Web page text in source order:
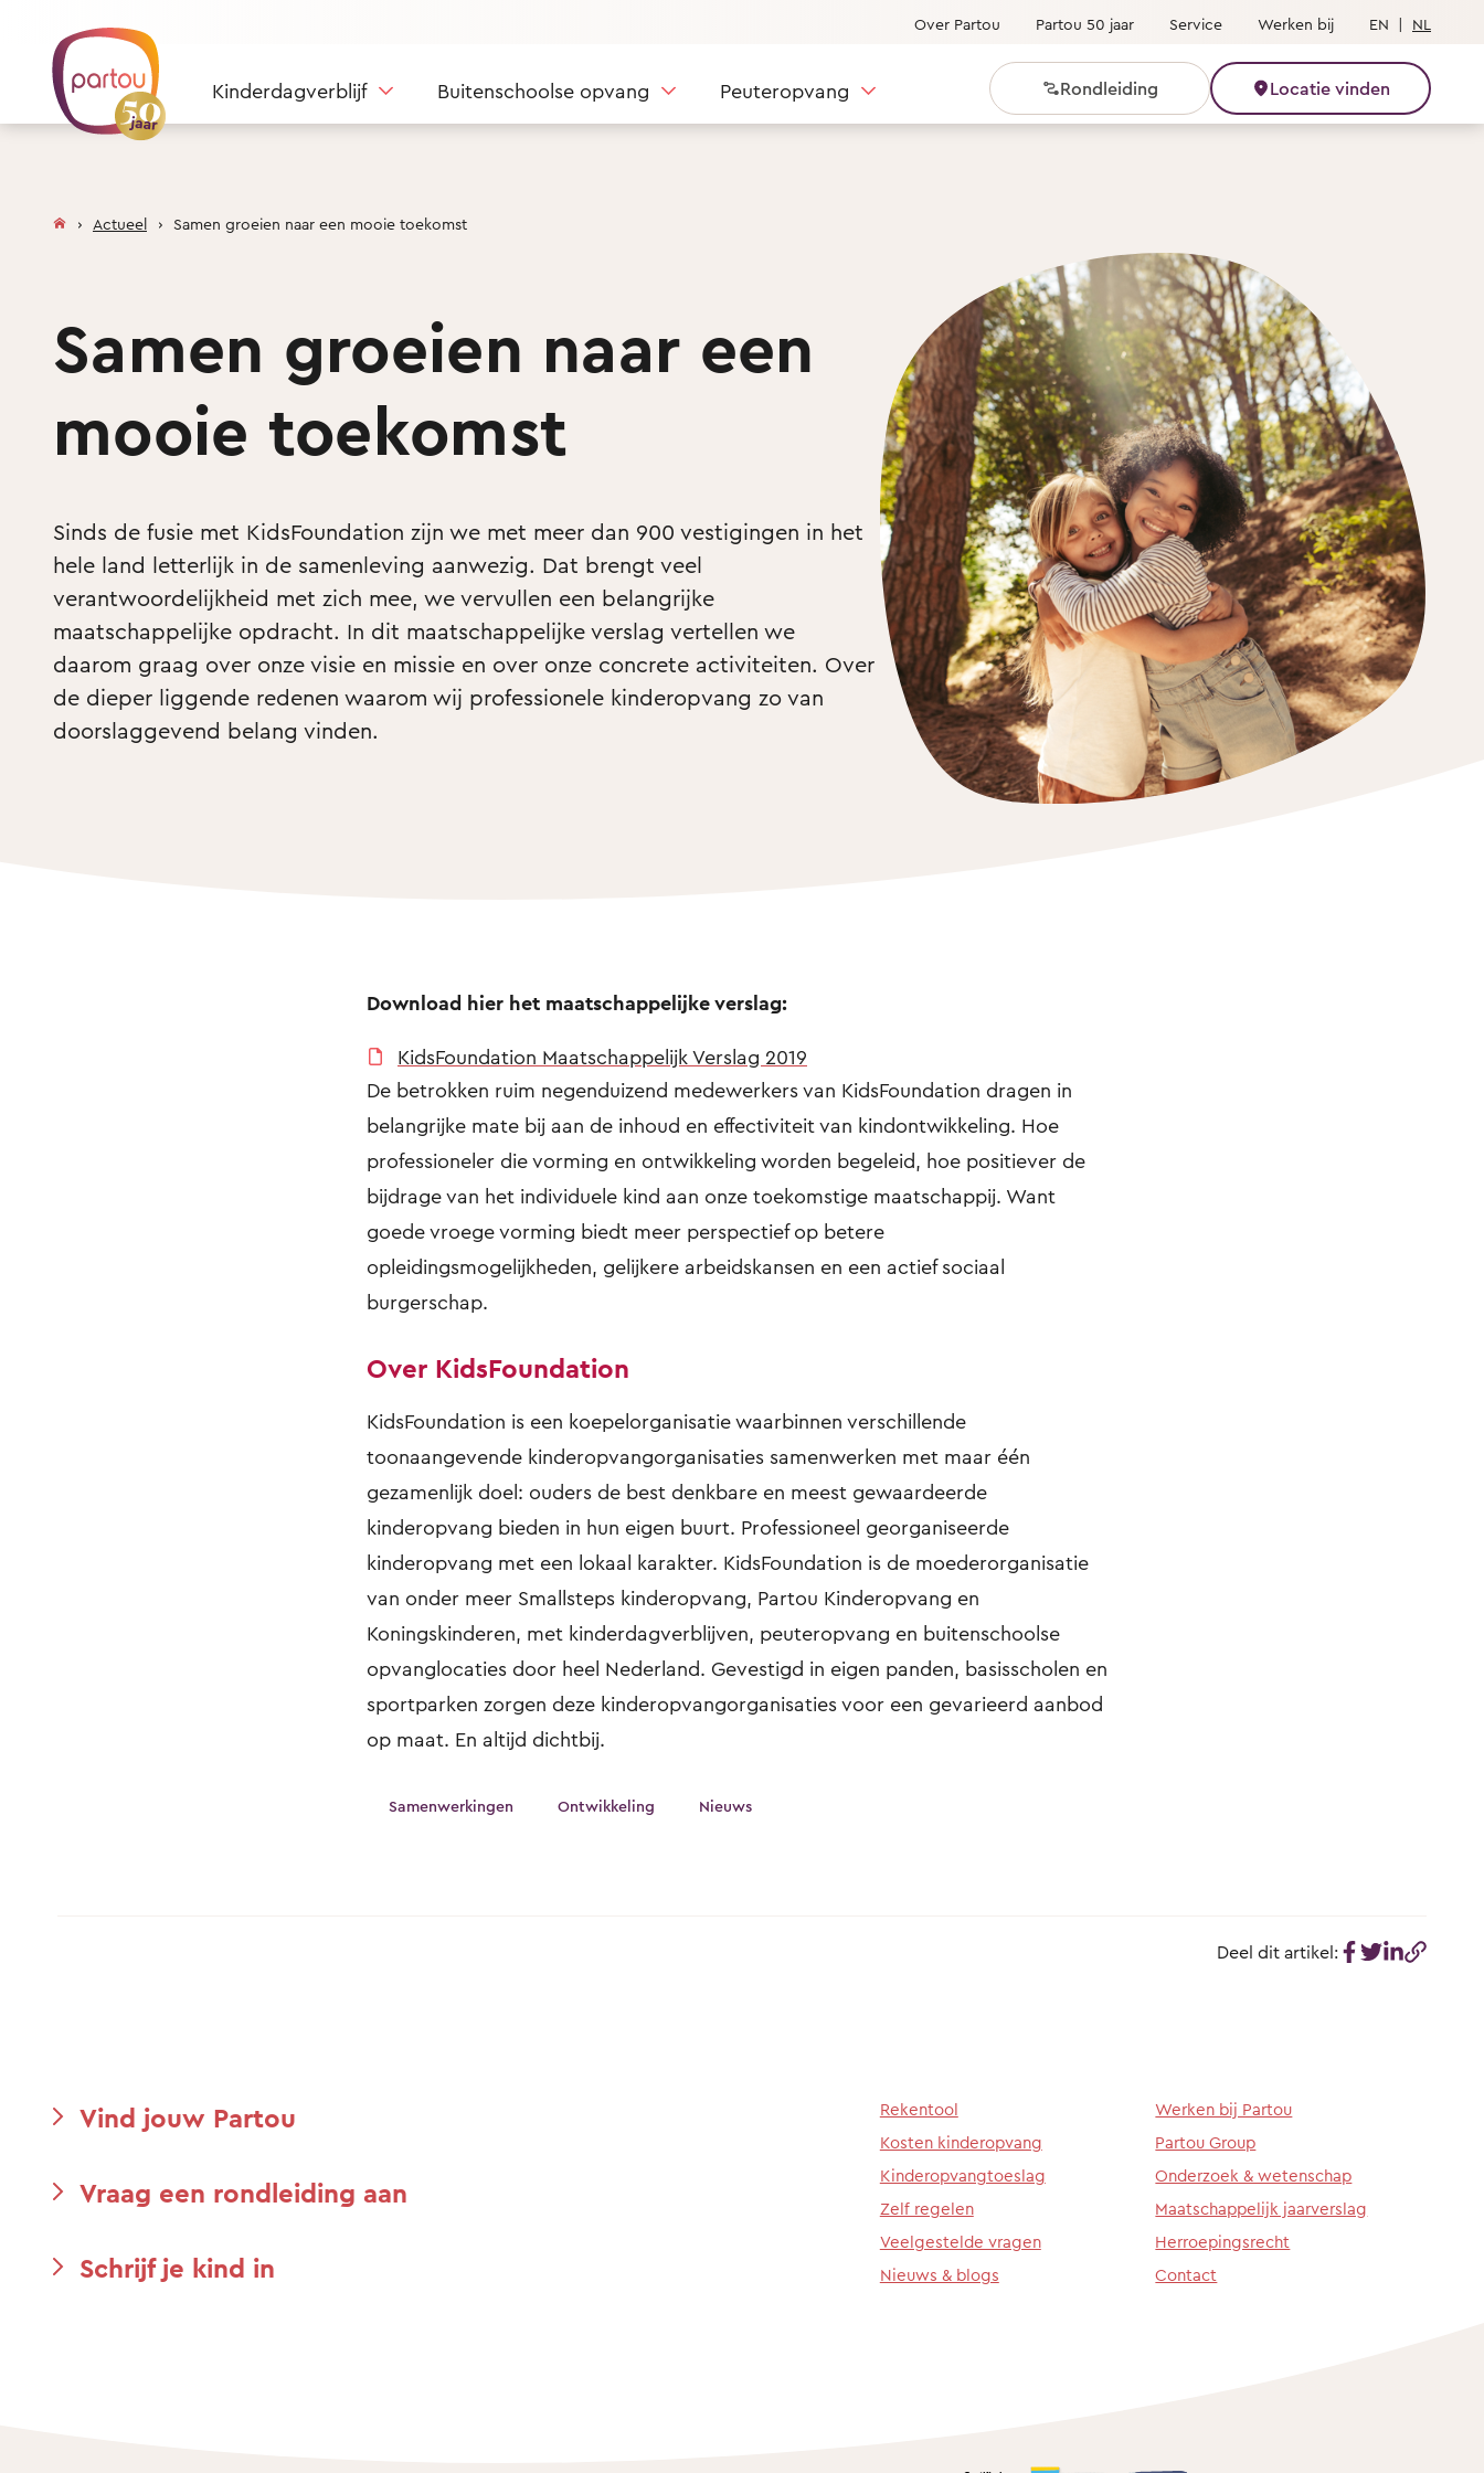
Over Partou Partou 50 jaar Service Werken bij EN | NL
Kinderdagverblijf Buitenschoolse opvang Peuteropvang Rondleiding Locatie vinden
Actueel Samen groeien naar een mooie toekomst
Samen groeien naar een
mooie toekomst
Sinds de fusie met KidsFoundation zijn we met meer dan 900 vestigingen in het
hele land letterlijk in de samenleving aanwezig. Dat brengt veel
verantwoordelijkheid met zich mee, we vervullen een belangrijke
maatschappelijke opdracht. In dit maatschappelijke verslag vertellen we
daarom graag over onze visie en missie en over onze concrete activiteiten. Over
de dieper liggende redenen waarom wij professionele kinderopvang zo van
Download hier het maatschappelijke verslag:
KidsFoundation Maatschappelijk Verslag 2019
De betrokken ruim negenduizend medewerkers van KidsFoundation dragen in
belangrijke mate bij aan de inhoud en effectiviteit van kindontwikkeling. Hoe
professioneler die vorming en ontwikkeling worden begeleid, hoe positiever de
bijdrage van het individuele kind aan onze toekomstige maatschappij. Want
goede vroege vorming biedt meer perspectief op betere
opleidingsmogelijkheden, gelijkere arbeidskansen en een actief sociaal
burgerschap.
Over KidsFoundation
KidsFoundation is een koepelorganisatie waarbinnen verschillende
toonaangevende kinderopvangorganisaties samenwerken met maar één
gezamenlijk doel: ouders de best denkbare en meest gewaardeerde
kinderopvang bieden in hun eigen buurt. Professioneel georganiseerde
kinderopvang met een lokaal karakter. KidsFoundation is de moederorganisatie
van onder meer Smallsteps kinderopvang, Partou Kinderopvang en
Koningskinderen, met kinderdagverblijven, peuteropvang en buitenschoolse
opvanglocaties door heel Nederland. Gevestigd in eigen panden, basisscholen en
sportparken zorgen deze kinderopvangorganisaties voor een gevarieerd aanbod
op maat. En altijd dichtbij.
Samenwerkingen Ontwikkeling Nieuws
Deel dit artikel:
Vind jouw Partou
Vraag een rondleiding aan
Schrijf je kind in
Rekentool
Kosten kinderopvang
Kinderopvangtoeslag
Zelf regelen
Veelgestelde vragen
Nieuws & blogs
Werken bij Partou
Partou Group
Onderzoek & wetenschap
Maatschappelijk jaarverslag
Herroepingsrecht
Contact